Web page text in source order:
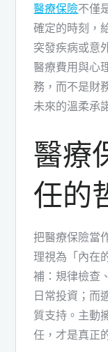
醫療保險不僅
確定的時刻，
突發疾病或意
醫療費用與心
務，而不是財
未來的溫柔承
醫療
任的
把醫療保險​當
理視為「內在
補：規律檢查
日常投資；而
質支持。主動
任，才是真正